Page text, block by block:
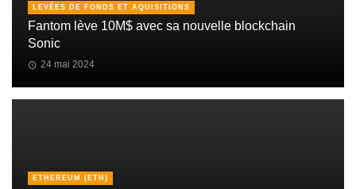
LEVÉES DE FONDS ET AQUISITIONS
Fantom lève 10M$ avec sa nouvelle blockchain
Sonic
24 mai 2024
ETHEREUM (ETH)